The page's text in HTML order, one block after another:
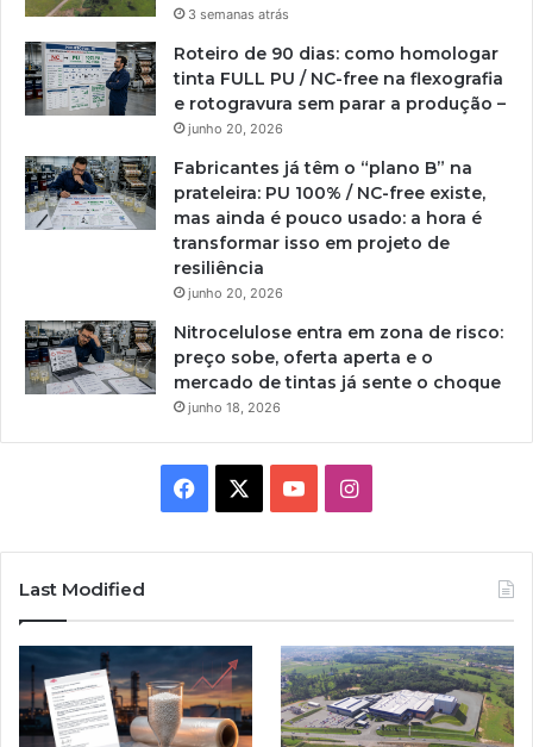
3 semanas atrás
Roteiro de 90 dias: como homologar
tinta FULL PU / NC-free na flexografia
e rotogravura sem parar a produção –
junho 20, 2026
Fabricantes já têm o “plano B” na
prateleira: PU 100% / NC-free existe,
mas ainda é pouco usado: a hora é
transformar isso em projeto de
resiliência
junho 20, 2026
Nitrocelulose entra em zona de risco:
preço sobe, oferta aperta e o
mercado de tintas já sente o choque
junho 18, 2026
Facebook YouTubeInstagram
Last Modified